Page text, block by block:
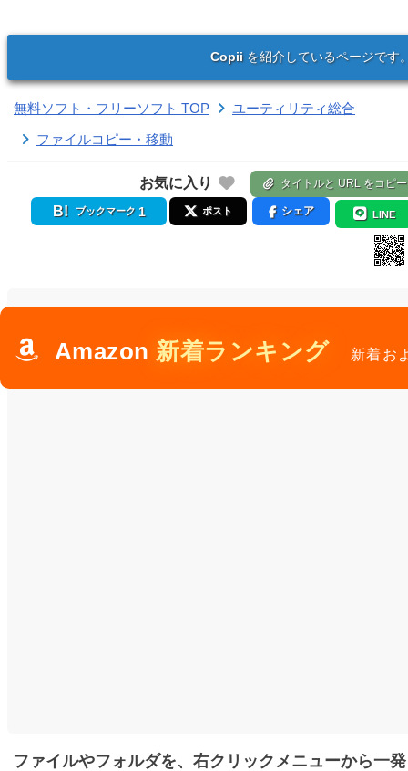
Copiiを紹介しているページです
無料ソフト・フリーソフト TOP
ユーティリティ総合
ファイルコピー・移動
お気に入り タイトルと URL をコピー
ブックマーク 1 ポスト シェア LINE
Amazon 新着ランキング 新着お
ファイルやフォルダを、右クリックメニューから一発